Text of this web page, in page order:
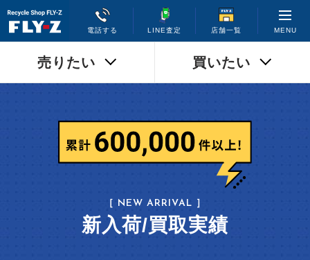
電話する LINE査定 店舗一覧 MENU
売りたい 買いたい
［ NEW ARRIVAL ］
新入荷/買取実績